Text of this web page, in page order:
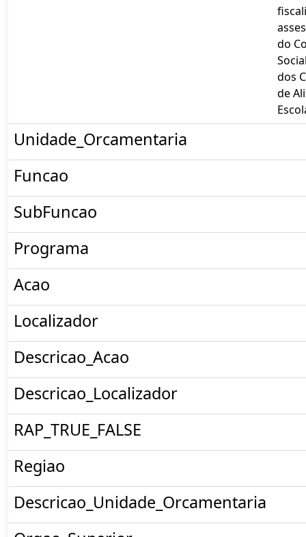
do
dos
de
Unidade_Orcamentaria
Funcao
SubFuncao
Programa
Acao
Localizador
Descricao_Acao
Descricao_Localizador
RAP_TRUE_FALSE
Regiao
Descricao_Unidade_Orcamentaria